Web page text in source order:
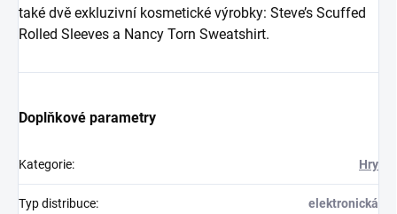
také dvě exkluzivní kosmetické výrobky: Steve’s Scuffed
Rolled Sleeves a Nancy Torn Sweatshirt.
Doplňkové parametry
Kategorie: Hry
Typ distribuce: elektronická